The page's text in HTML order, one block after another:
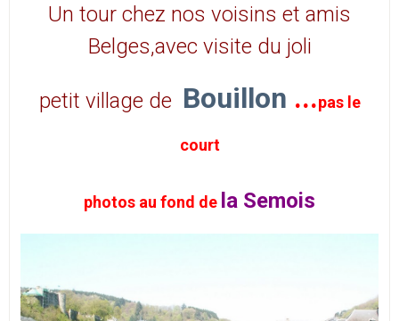
Un tour chez nos voisins et amis
Belges,avec visite du joli
petit village de Bouillon ...pas le
court
photos au fond de la Semois